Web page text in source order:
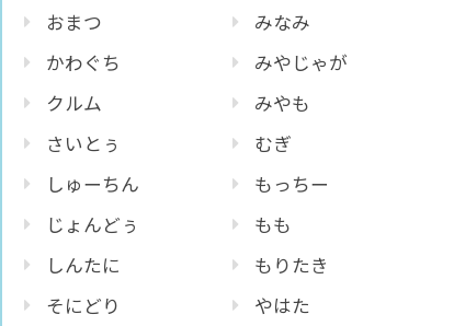
おまつ
かわぐち
クルム
さいとぅ
しゅーちん
じょんどぅ
しんたに
そにどり
みなみ
みやじゃが
みやも
むぎ
もっちー
もも
もりたき
やはた